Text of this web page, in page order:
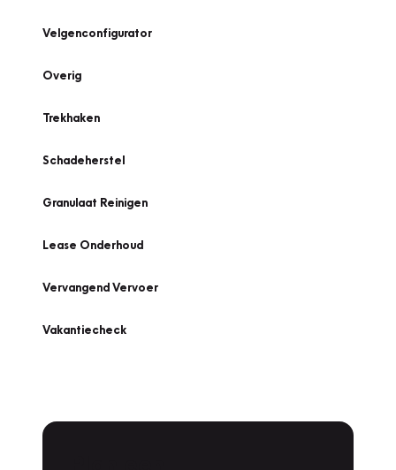
Velgenconfigurator
Overig
Trekhaken
Schadeherstel
Granulaat Reinigen
Lease Onderhoud
Vervangend Vervoer
Vakantiecheck